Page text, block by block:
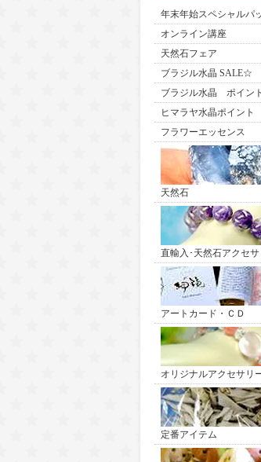
年末年始スペシャルパ
オンライン講座
天然石フェア
ブラジル水晶 SALE☆
ブラジル水晶 ポイント
ヒマラヤ水晶ポイント
フラワーエッセンス
天然石
直輸入･天然石アクセ
アートカード・ＣＤ
オリジナルアクセサリ
定番アイテム